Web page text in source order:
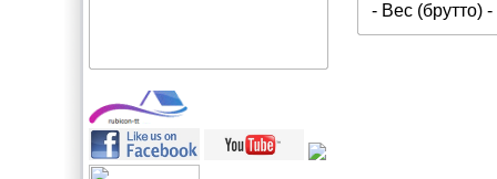
- Вес (брутто) -